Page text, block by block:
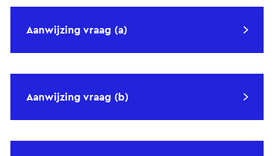
Aanwijzing vraag (a)
Aanwijzing vraag (b)